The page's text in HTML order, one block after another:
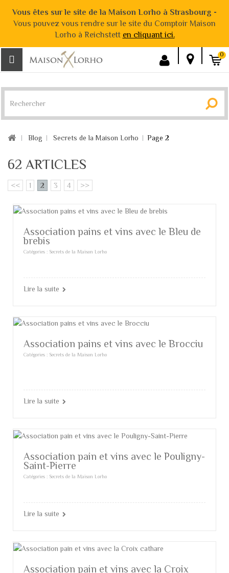
Vous êtes sur le site de la Maison Lorho à Strasbourg -
Vous pouvez vous rendre sur le site du Comptoir Maison
Lorho à Reichstett en cliquant ici.
0
Blog Secrets de la Maison Lorho Page 2
62 ARTICLES
<< 1 2 3 4 >>
Association pains et vins avec le Bleu de
brebis
Catégories : Secrets de la Maison Lorho
Lire la suite
Association pains et vins avec le Brocciu
Catégories : Secrets de la Maison Lorho
Lire la suite
Association pain et vins avec le Pouligny-
Saint-Pierre
Catégories : Secrets de la Maison Lorho
Lire la suite
Association pain et vins avec la Croix